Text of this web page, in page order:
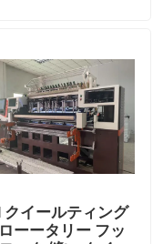
クイールティング
ーータリー フッ